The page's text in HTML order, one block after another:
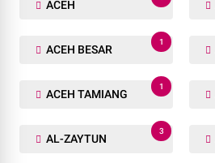
ACEH
ACEH BESAR
1
ACEH TAMIANG
1
AL-ZAYTUN
3